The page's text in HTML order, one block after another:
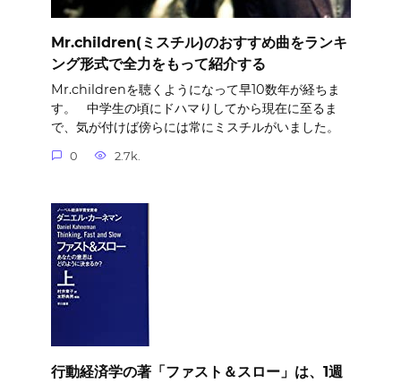
Mr.children(ミスチル)のおすすめ曲をランキ
ング形式で全力をもって紹介する
Mr.childrenを聴くようになって早10数年が経ちま
す。 中学生の頃にドハマりしてから現在に至るま
で、気が付けば傍らには常にミスチルがいました。
0 2.7k.
行動経済学の著「ファスト＆スロー」は、1週